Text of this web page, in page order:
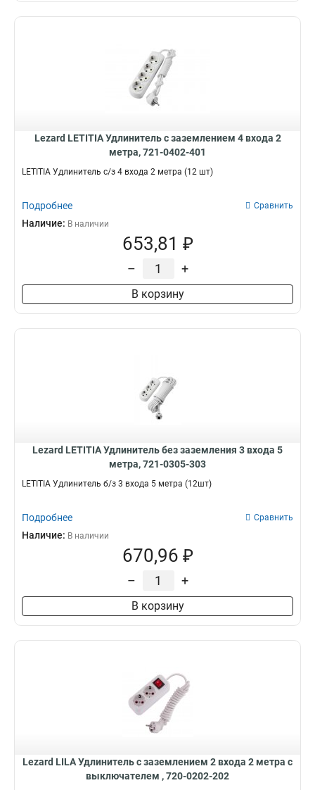
Lezard LETITIA Удлинитель с заземлением 4 входа 2
метра, 721-0402-401
LETITIA Удлинитель с/з 4 входа 2 метра (12 шт)
Подробнее Сравнить
Наличие: В наличии
653,81 ₽
– +
В корзину
Lezard LETITIA Удлинитель без заземления 3 входа 5
метра, 721-0305-303
LETITIA Удлинитель б/з 3 входа 5 метра (12шт)
Подробнее Сравнить
Наличие: В наличии
670,96 ₽
– +
В корзину
Lezard LILA Удлинитель с заземлением 2 входа 2 метра с
выключателем , 720-0202-202